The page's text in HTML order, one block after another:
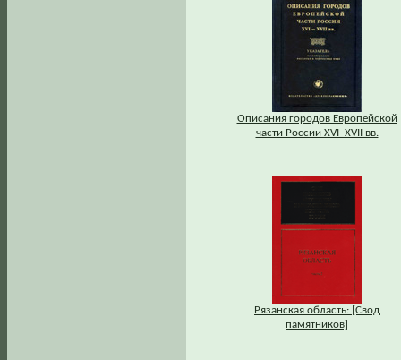
Описания городов Европейской
части России XVI–XVII вв.
Рязанская область: [Свод
памятников]